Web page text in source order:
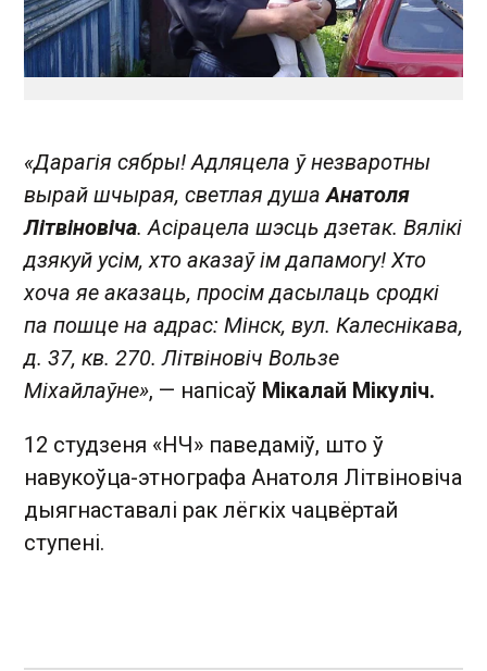
«Дарагія сябры! Адляцела ў незваротны
вырай шчырая, светлая душаАнатоля
Літвіновіча. Асірацела шэсць дзетак. Вялікі
дзякуй усім, хто аказаў ім дапамогу! Хто
хоча яе аказаць, просім дасылаць сродкі
па пошце на адрас: Мінск, вул. Калеснікава,
д. 37, кв. 270. Літвіновіч Вользе
Міхайлаўне», — напісаў Мікалай Мікуліч.
12 студзеня «НЧ» паведаміў, што ў
навукоўца-этнографа Анатоля Літвіновіча
дыягнаставалі рак лёгкіх чацвёртай
ступені.